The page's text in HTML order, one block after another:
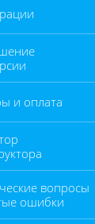
и оплата
вопросы
ошибки